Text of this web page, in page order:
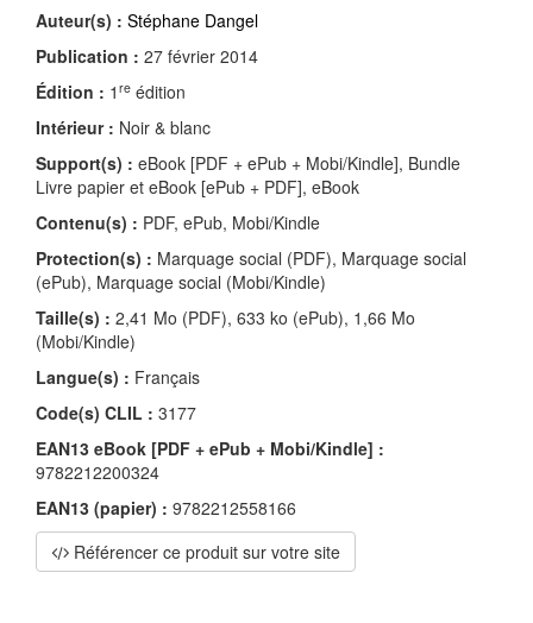
Auteur(s) : Stéphane Dangel
Publication : 27 février 2014
Édition : 1 re édition
Intérieur : Noir & blanc
Support(s) : eBook [PDF + ePub + Mobi/Kindle], Bundle
Livre papier et eBook [ePub + PDF], eBook
Contenu(s) : PDF, ePub, Mobi/Kindle
Protection(s) : Marquage social (PDF), Marquage social
(ePub), Marquage social (Mobi/Kindle)
Taille(s) : 2,41 Mo (PDF), 633 ko (ePub), 1,66 Mo
(Mobi/Kindle)
Langue(s) : Français
Code(s) CLIL : 3177
EAN13 eBook [PDF + ePub + Mobi/Kindle] :
9782212200324
EAN13 (papier) : 9782212558166
Référencer ce produit sur votre site